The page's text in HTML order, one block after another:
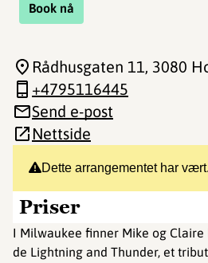
Book nå
Dette arrangementet har vært.
Priser
I Milwaukee finner Mike og
de Lightning and Thunder, et
Rådhusgaten 11, 3080
+4795116445
Send e-post
Nettside